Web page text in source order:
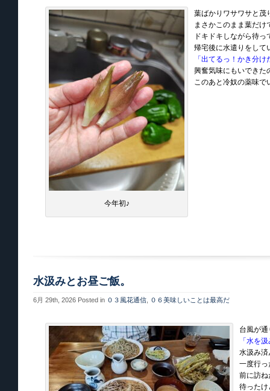
今年初♪
葉ばかりワサワサと茂
まさかこのまま葉だけ
ドキドキしながら待っ
「出てるっ！かき分
興奮気味にもいできた
このあと冷奴の薬味で
水汲みとお昼ご飯。
6月 29th, 2026 Posted in ０３風花通信 ０６美味しいことは最高だ
「水を
水汲み済
一度行っ
前に訪
待ったけ